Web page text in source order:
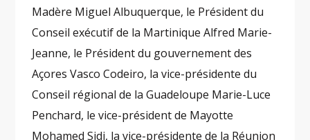
Madère Miguel Albuquerque, le Président du
Conseil exécutif de la Martinique Alfred Marie-
Jeanne, le Président du gouvernement des
Açores Vasco Codeiro, la vice-présidente du
Conseil régional de la Guadeloupe Marie-Luce
Penchard, le vice-président de Mayotte
Mohamed Sidi, la vice-présidente de la Réunion